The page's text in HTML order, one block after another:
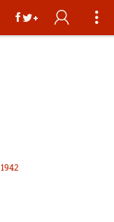
1942